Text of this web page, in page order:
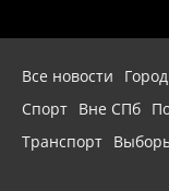
Все новости Город
Спорт Вне СПб
Транспорт